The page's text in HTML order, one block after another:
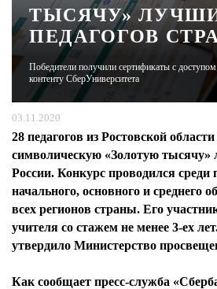
ТЫСЯЧУ»
ПЕДАГОГОВ
Победители получили сертификаты с
контенту СберУниверситета
03.11.2020
28 педагогов из Ростовской
символическую «Золотую тысячу»
России. Конкурс проводился среди
начального, основного и среднего
всех регионов страны. Его
учителя со стажем не менее 3-ех
утвердило Министерство
Как сообщает пресс-служба